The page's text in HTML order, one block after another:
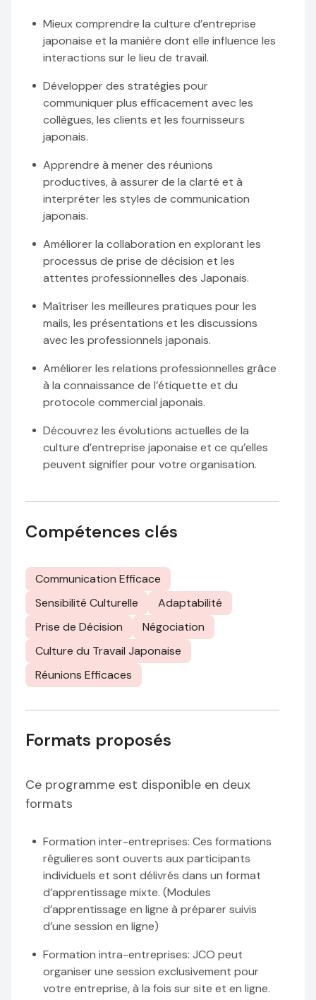
Mieux comprendre la culture d’entreprise
japonaise et la manière dont elle influence les
interactions sur le lieu de travail.
Développer des stratégies pour
communiquer plus efficacement avec les
collègues, les clients et les fournisseurs
japonais.
Apprendre à mener des réunions
productives, à assurer de la clarté et à
interpréter les styles de communication
japonais.
Améliorer la collaboration en explorant les
processus de prise de décision et les
attentes professionnelles des Japonais.
Maîtriser les meilleures pratiques pour les
mails, les présentations et les discussions
avec les professionnels japonais.
Améliorer les relations professionnelles grâce
à la connaissance de l’étiquette et du
protocole commercial japonais.
Découvrez les évolutions actuelles de la
culture d’entreprise japonaise et ce qu’elles
peuvent signifier pour votre organisation.
Compétences clés
Communication Efficace
Sensibilité Culturelle
Adaptabilité
Prise de Décision
Négociation
Culture du Travail Japonaise
Réunions Efficaces
Formats proposés
Ce programme est disponible en deux
formats
Formation inter-entreprises: Ces formations
régulieres sont ouverts aux participants
individuels et sont délivrés dans un format
d’apprentissage mixte. (Modules
d’apprentissage en ligne à préparer suivis
d’une session en ligne)
Formation intra-entreprises: JCO peut
organiser une session exclusivement pour
votre entreprise, à la fois sur site et en ligne.